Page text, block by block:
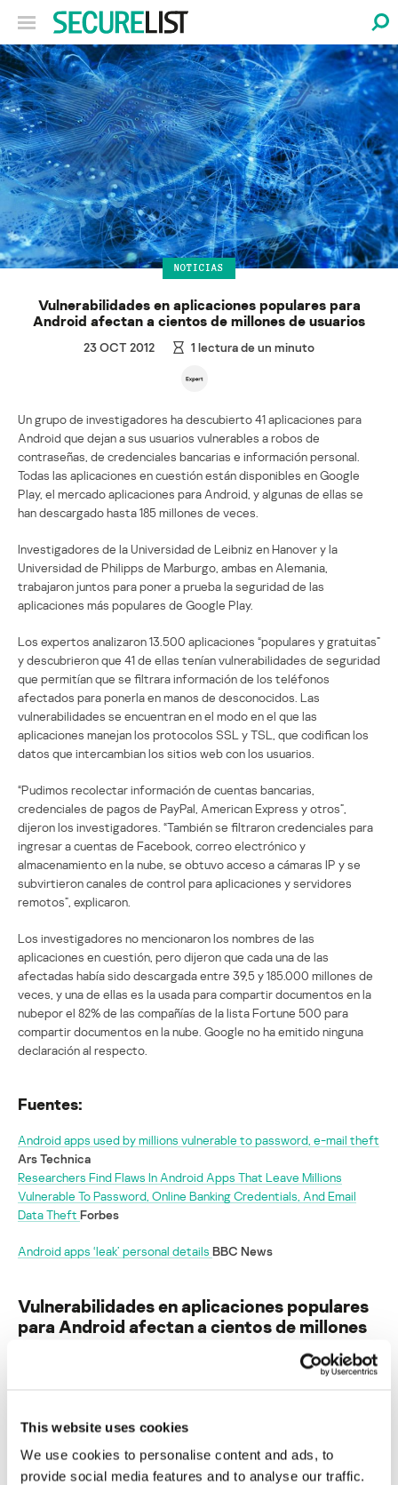
This website uses cookies
We use cookies to personalise content and ads, to
provide social media features and to analyse our traffic.
NOTICIAS
Vulnerabilidades en aplicaciones populares para
Android afectan a cientos de millones de usuarios
23 OCT 2012 1 lectura de un minuto
Un grupo de investigadores ha descubierto 41 aplicaciones para
Android que dejan a sus usuarios vulnerables a robos de
contraseñas, de credenciales bancarias e información personal.
Todas las aplicaciones en cuestión están disponibles en Google
Play, el mercado aplicaciones para Android, y algunas de ellas se
han descargado hasta 185 millones de veces.
Investigadores de la Universidad de Leibniz en Hanover y la
Universidad de Philipps de Marburgo, ambas en Alemania,
trabajaron juntos para poner a prueba la seguridad de las
aplicaciones más populares de Google Play.
Los expertos analizaron 13.500 aplicaciones “populares y gratuitas”
y descubrieron que 41 de ellas tenían vulnerabilidades de seguridad
que permitían que se filtrara información de los teléfonos
afectados para ponerla en manos de desconocidos. Las
vulnerabilidades se encuentran en el modo en el que las
aplicaciones manejan los protocolos SSL y TSL, que codifican los
datos que intercambian los sitios web con los usuarios.
“Pudimos recolectar información de cuentas bancarias,
credenciales de pagos de PayPal, American Express y otros”,
dijeron los investigadores. “También se filtraron credenciales para
ingresar a cuentas de Facebook, correo electrónico y
almacenamiento en la nube, se obtuvo acceso a cámaras IP y se
subvirtieron canales de control para aplicaciones y servidores
remotos”, explicaron.
Los investigadores no mencionaron los nombres de las
aplicaciones en cuestión, pero dijeron que cada una de las
afectadas había sido descargada entre 39,5 y 185.000 millones de
veces, y una de ellas es la usada para compartir documentos en la
nubepor el 82% de las compañías de la lista Fortune 500 para
compartir documentos en la nube. Google no ha emitido ninguna
declaración al respecto.
Fuentes:
Android apps used by millions vulnerable to password, e-mail theft
Ars Technica
Researchers Find Flaws In Android Apps That Leave Millions
Vulnerable To Password, Online Banking Credentials, And Email
Data Theft Forbes
Android apps ‘leak’ personal details BBC News
Vulnerabilidades en aplicaciones populares
para Android afectan a cientos de millones